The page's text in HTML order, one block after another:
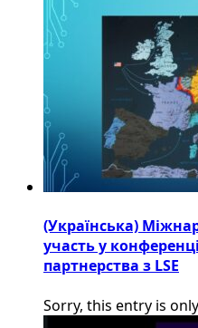
(Українська)
участь у
партнерства з LSE
Sorry, this entry is